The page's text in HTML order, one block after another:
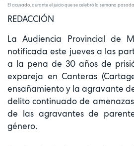
El acusado, durante el juicio que se celebró la semana
REDACCIÓN
La Audiencia Provincial de
notificada este jueves a las
a la pena de 30 años de
expareja en Canteras
ensañamiento y la agravante
delito continuado de
de las agravantes de
género.